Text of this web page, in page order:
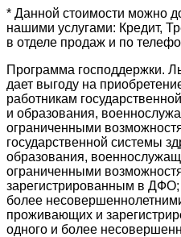
* Данной стоимости можно
нашими услугами: Кредит,
в отделе продаж и по
Программа господдержки.
дает выгоду на
работникам
и образования,
ограниченными
государственной системы
образования,
ограниченными
зарегистрированным в ДФО;
более
проживающих и
одного и более